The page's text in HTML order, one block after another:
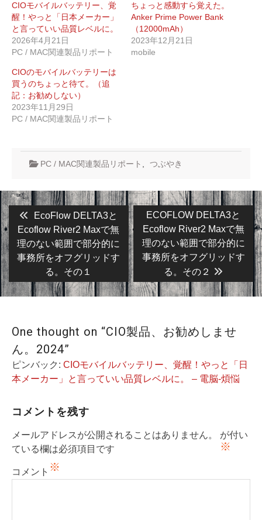
CIOモバイルバッテリー、覚
醒！やっと「日本メーカー」
と言っていい品質レベルに。
2026年4月21日
PC / MAC関連製品リポート
ちょっと感動すら覚えた。
Anker Prime Power Bank
（12000mAh）
2023年12月21日
mobile
CIOのモバイルバッテリーは
買うのちょっと待て。（追
記：お勧めしない）
2023年11月29日
PC / MAC関連製品リポート
PC / MAC関連製品リポート つぶやき
投
稿
ナ
ビ
ゲ
ー
ョ
ン
Previous
post:
EcoFlow DELTA3と
Ecoflow River2 Maxで無
理のない範囲で部分的に
事務所をオフグリッドす
る。その１
Next
post:
ECOFLOW DELTA3と
Ecoflow River2 Maxで無
理のない範囲で部分的に
事務所をオフグリッドす
る。その２
One thought on “CIO製品、お勧めしませ
ん。2024”
ピンバック: CIOモバイルバッテリー、覚醒！やっと「日
本メーカー」と言っていい品質レベルに。 – 電脳-煩悩
コメントを残す
メールアドレスが公開されることはありません。
※
が付い
ている欄は必須項目です
コメント ※